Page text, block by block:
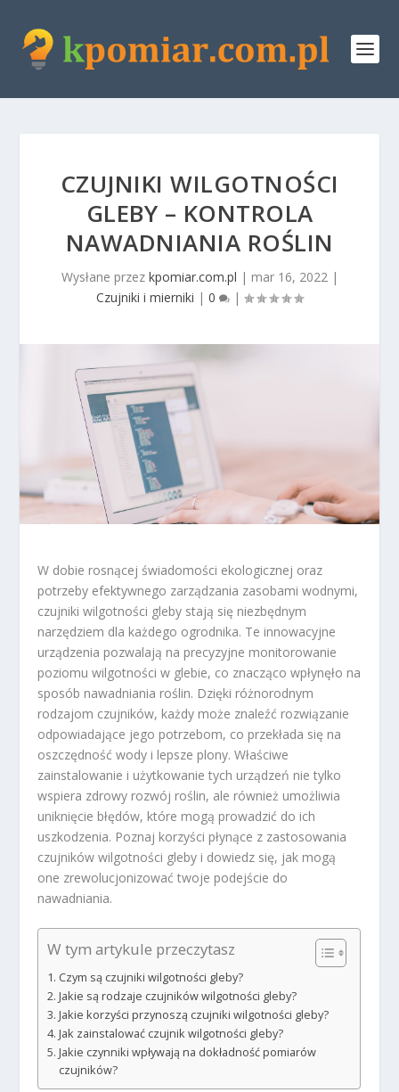
CZUJNIKI WILGOTNOŚCI
GLEBY – KONTROLA
NAWADNIANIA ROŚLIN
Wysłane przez kpomiar.com.pl | mar 16, 2022|
Czujniki i mierniki | 0 |
W dobie rosnącej świadomości ekologicznej oraz
potrzeby efektywnego zarządzania zasobami wodnymi,
czujniki wilgotności gleby stają się niezbędnym
narzędziem dla każdego ogrodnika. Te innowacyjne
urządzenia pozwalają na precyzyjne monitorowanie
poziomu wilgotności w glebie, co znacząco wpłynęło na
sposób nawadniania roślin. Dzięki różnorodnym
rodzajom czujników, każdy może znaleźć rozwiązanie
odpowiadające jego potrzebom, co przekłada się na
oszczędność wody i lepsze plony. Właściwe
zainstalowanie i użytkowanie tych urządzeń nie tylko
wspiera zdrowy rozwój roślin, ale również umożliwia
uniknięcie błędów, które mogą prowadzić do ich
uszkodzenia. Poznaj korzyści płynące z zastosowania
czujników wilgotności gleby i dowiedz się, jak mogą
one zrewolucjonizować twoje podejście do
nawadniania.
W tym artykule przeczytasz
Czym są czujniki wilgotności gleby?
Jakie są rodzaje czujników wilgotności gleby?
Jakie korzyści przynoszą czujniki wilgotności gleby?
Jak zainstalować czujnik wilgotności gleby?
Jakie czynniki wpływają na dokładność pomiarów
czujników?